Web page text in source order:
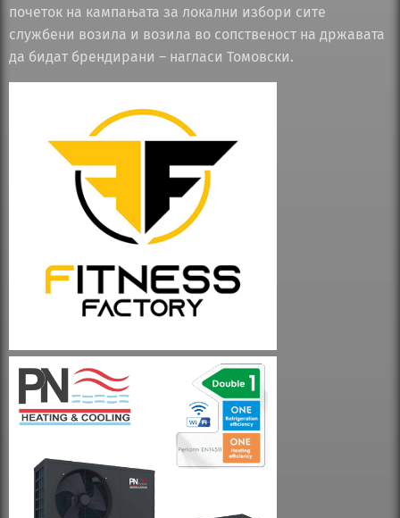
почеток на кампањата за локални избори сите
службени возила и возила во сопственост на државата
да бидат брендирани – нагласи Томовски.